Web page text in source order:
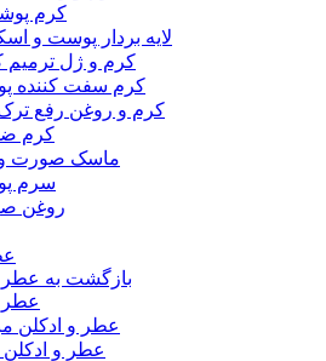
کرم
لایه بردار پوست و
کرم و ژل ترمیم
کرم سفت کننده
کرم و روغن رفع
کرم
ماسک صورت
سرم
روغن
بازگشت به عطر
عطر
عطر و ادکلن
عطر و ادکلن